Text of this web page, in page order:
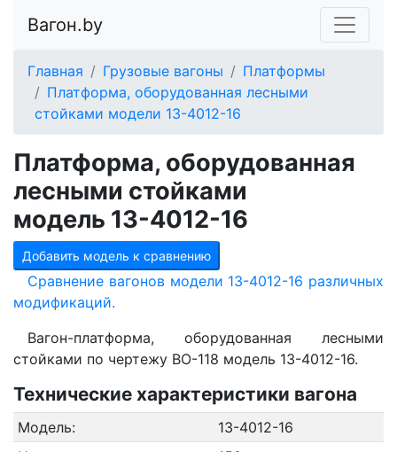
Вагон.by
Главная Грузовые вагоны
Платформы
Платформа, оборудованная лесными
стойками модели 13-4012-16
Платформа, оборудованная
лесными стойками
модель 13-4012-16
Добавить модель к сравнению
Сравнение вагонов модели 13-4012-16 различных
модификаций.
Вагон-платформа, оборудованная лесными
стойками по чертежу ВО-118 модель 13-4012-16.
Технические характеристики вагона
Модель:
13-4012-16